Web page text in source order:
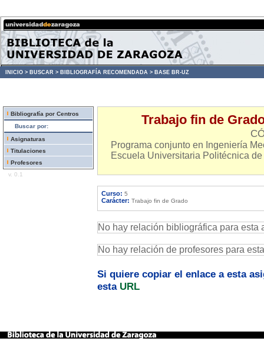
INICIO > BUSCAR > BIBLIOGRAFÍA RECOMENDADA > BASE BR-UZ
Bibliografía por Centros
Buscar por:
Asignaturas
Titulaciones
Profesores
v. 0.1
Trabajo fin de
Programa conjunto en Ingeniería
Escuela Universitaria Politécnica
Curso: 5
Carácter: Trabajo fin de Grado
No hay relación bibliográfica para esta
No hay relación de profesores para
Si quiere copiar el enlace a esta
esta URL